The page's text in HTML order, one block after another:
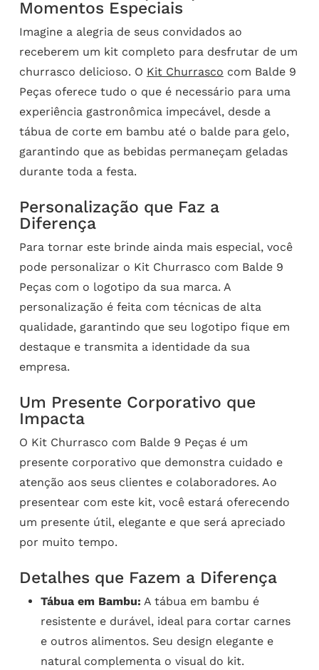
Momentos Especiais
Imagine a alegria de seus convidados ao
receberem um kit completo para desfrutar de um
churrasco delicioso. O Kit Churrasco com Balde 9
Peças oferece tudo o que é necessário para uma
experiência gastronômica impecável, desde a
tábua de corte em bambu até o balde para gelo,
garantindo que as bebidas permaneçam geladas
durante toda a festa.
Personalização que Faz a
Diferença
Para tornar este brinde ainda mais especial, você
pode personalizar o Kit Churrasco com Balde 9
Peças com o logotipo da sua marca. A
personalização é feita com técnicas de alta
qualidade, garantindo que seu logotipo fique em
destaque e transmita a identidade da sua
empresa.
Um Presente Corporativo que
Impacta
O Kit Churrasco com Balde 9 Peças é um
presente corporativo que demonstra cuidado e
atenção aos seus clientes e colaboradores. Ao
presentear com este kit, você estará oferecendo
um presente útil, elegante e que será apreciado
por muito tempo.
Detalhes que Fazem a Diferença
Tábua em Bambu: A tábua em bambu é
resistente e durável, ideal para cortar carnes
e outros alimentos. Seu design elegante e
natural complementa o visual do kit.